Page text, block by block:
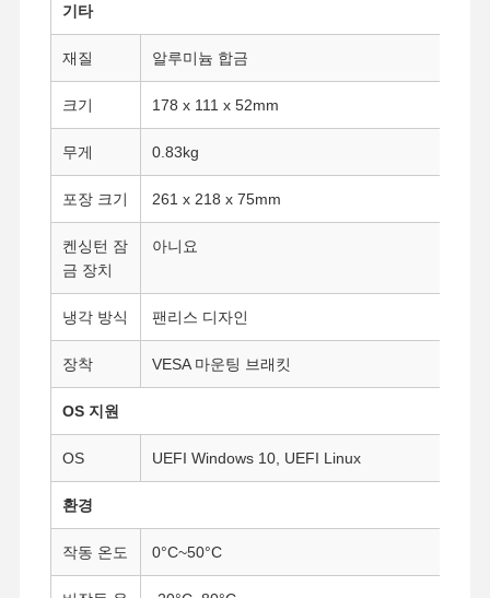
코어 미니 PC
오피스 미니 PC
산업용 마더보드
방화벽 메인보드
기타
재질 알루미늄 합금
크기 178 x 111 x 52mm
무게 0.83kg
포장 크기 261 x 218 x 75mm
켄싱턴 잠
금 장치
아니요
냉각 방식 팬리스 디자인
장착 VESA 마운팅 브래킷
OS 지원
OS UEFI Windows 10, UEFI Linux
환경
작동 온도 0°C~50°C